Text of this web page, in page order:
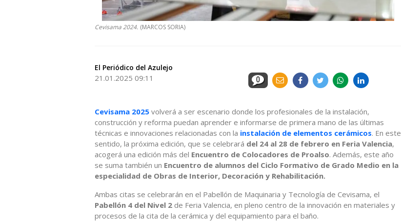
Cevisama 2024. (MARCOS SORIA)
El Periódico del Azulejo
21.01.2025 09:11 0
Cevisama 2025 volverá a ser escenario donde los profesionales de la instalación,
construcción y reforma puedan aprender e informarse de primera mano de las últimas
técnicas e innovaciones relacionadas con la instalación de elementos cerámicos. En este
sentido, la próxima edición, que se celebrará del 24 al 28 de febrero en Feria Valencia,
acogerá una edición más del Encuentro de Colocadores de Proalso. Además, este año
se suma también un Encuentro de alumnos del Ciclo Formativo de Grado Medio en la
especialidad de Obras de Interior, Decoración y Rehabilitación.
Ambas citas se celebrarán en el Pabellón de Maquinaria y Tecnología de Cevisama, el
Pabellón 4 del Nivel 2 de Feria Valencia, en pleno centro de la innovación en materiales y
procesos de la cita de la cerámica y del equipamiento para el baño.